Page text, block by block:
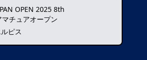
OPEN 2025 8th
マチュアオープン
ピス